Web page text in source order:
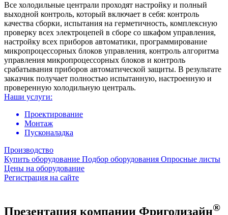
Все холодильные централи проходят настройку и полный
выходной контроль, который включает в себя: контроль
качества сборки, испытания на герметичность, комплексную
проверку всех электроцепей в сборе со шкафом управления,
настройку всех приборов автоматики, программирование
микропроцессорных блоков управления, контроль алгоритма
управления микропроцессорных блоков и контроль
срабатывания приборов автоматической защиты. В результате
заказчик получает полностью испытанную, настроенную и
проверенную холодильную централь.
Наши услуги:
Проектирование
Монтаж
Пусконаладка
Производство
Купить оборудование Подбор оборудования Опросные листы
Цены на оборудование
Регистрация на сайте
Презентация компании Фригодизайн®